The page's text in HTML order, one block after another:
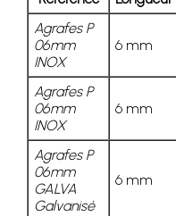
Agrafes P
06mm
INOX
6 mm
Agrafes P
06mm
INOX
6 mm
Agrafes P
06mm
GALVA
Galvanisé
6 mm